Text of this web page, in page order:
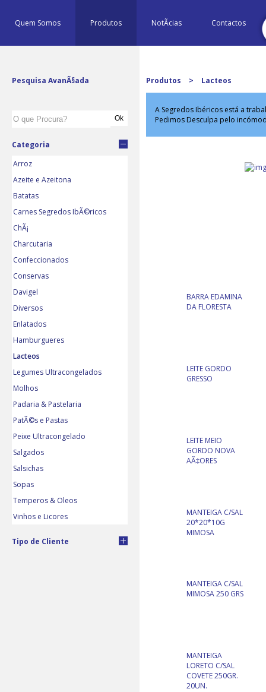
Quem Somos Produtos NotÃ­cias Contactos
Pesquisa AvanÃ§ada
Categoria
Arroz
Azeite e Azeitona
Batatas
Carnes Segredos IbÃ©ricos
ChÃ¡
Charcutaria
Confeccionados
Conservas
Davigel
Diversos
Enlatados
Hamburgueres
Lacteos
Legumes Ultracongelados
Molhos
Padaria & Pastelaria
PatÃ©s e Pastas
Peixe Ultracongelado
Salgados
Salsichas
Sopas
Temperos & Oleos
Vinhos e Licores
Tipo de Cliente
Produtos > Lacteos
A Segredos Ibéricos está a
Pedimos Desculpa pelo
BARRA EDAMINA
DA FLORESTA
LEITE GORDO
GRESSO
LEITE MEIO
GORDO NOVA
AÃ‡ORES
MANTEIGA C/SAL
20*20*10G
MIMOSA
MANTEIGA C/SAL
MIMOSA 250 GRS
MANTEIGA
LORETO C/SAL
COVETE 250GR.
20UN.